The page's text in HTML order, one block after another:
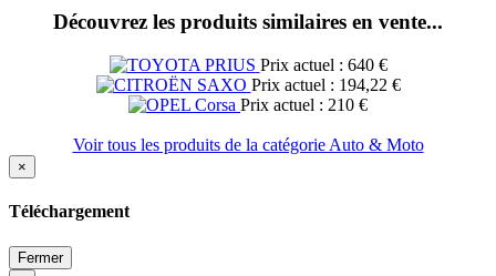
Découvrez les produits similaires en vente...
Prix actuel : 640 €
Prix actuel : 194,22 €
Prix actuel : 210 €
Voir tous les produits de la catégorie Auto & Moto
×
Téléchargement
Fermer